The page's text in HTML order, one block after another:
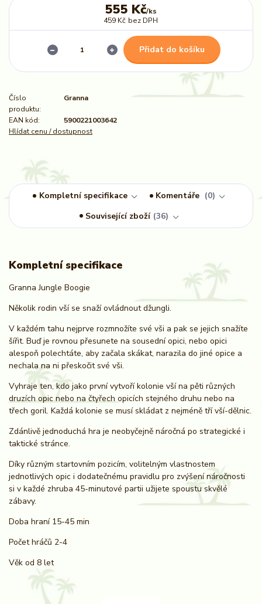
555 Kč/ks
459 Kč bez DPH
Přidat do košíku
Číslo
produktu:
Granna
EAN kód:
5900221003642
Hlídat cenu / dostupnost
Kompletní specifikace Komentáře
0
Související zboží 36
Kompletní specifikace
Granna Jungle Boogie
Několik rodin vší se snaží ovládnout džungli.
V každém tahu nejprve rozmnožíte své vši a pak se jejich snažíte
šířit. Buď je rovnou přesunete na sousední opici, nebo opici
alespoň polechtáte, aby začala skákat, narazila do jiné opice a
nechala na ni přeskočit své vši.
Vyhraje ten, kdo jako první vytvoří kolonie vší na pěti různých
druzích opic nebo na čtyřech opicích stejného druhu nebo na
třech goril. Každá kolonie se musí skládat z nejméně tří vší-dělnic.
Zdánlivě jednoduchá hra je neobyčejně náročná po strategické i
taktické stránce.
Díky různým startovním pozicím, volitelným vlastnostem
jednotlivých opic i dodatečnému pravidlu pro zvýšení náročnosti
si v každé zhruba 45-minutové partii užijete spoustu skvělé
zábavy.
Doba hraní 15-45 min
Počet hráčů 2-4
Věk od 8 let